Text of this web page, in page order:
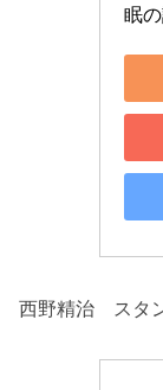
眠
西野精治 スタ